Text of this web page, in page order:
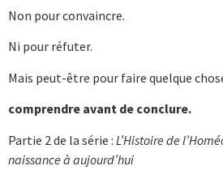
Non pour convaincre.
Ni pour réfuter.
Mais peut-être pour faire quelque
comprendre avant de conclure.
Partie 2 de la série : L’Histoire de
naissance à aujourd’hui